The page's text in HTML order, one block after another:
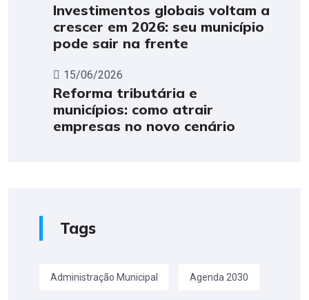
Investimentos globais voltam a
crescer em 2026: seu município
pode sair na frente
15/06/2026
Reforma tributária e
municípios: como atrair
empresas no novo cenário
Tags
Administração Municipal Agenda 2030